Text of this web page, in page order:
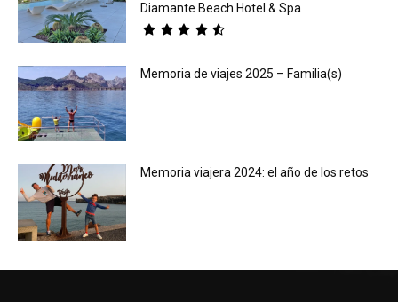
Diamante Beach Hotel & Spa
Memoria de viajes 2025 – Familia(s)
Memoria viajera 2024: el año de los retos